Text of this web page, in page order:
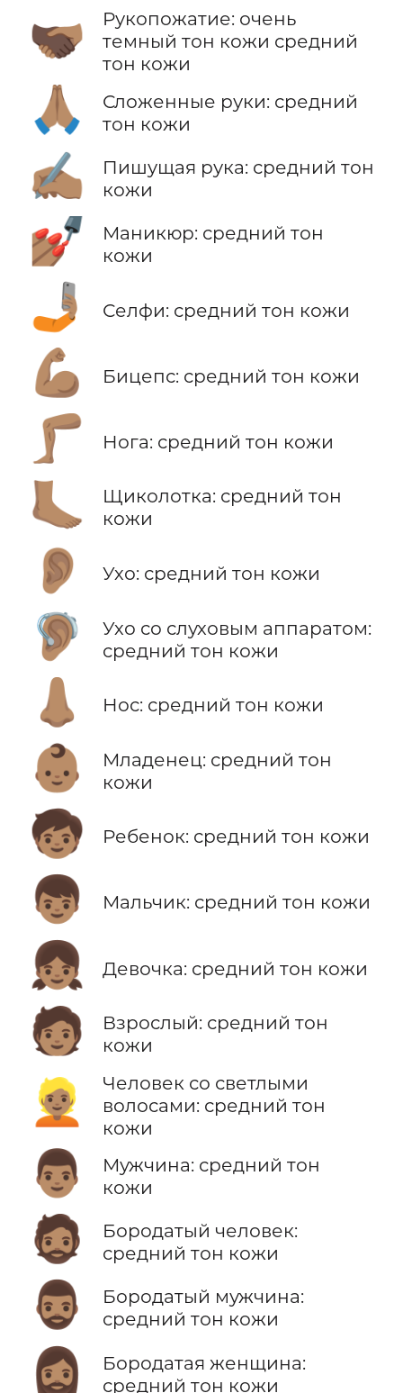
🫱🏿‍🫲🏽
Рукопожатие: очень
темный тон кожи средний
тон кожи
🙏🏽
Сложенные руки: средний
тон кожи
✍🏽
Пишущая рука: средний тон
кожи
💅🏽
Маникюр: средний тон
кожи
🤳🏽 Селфи: средний тон кожи
💪🏽 Бицепс: средний тон кожи
🦵🏽 Нога: средний тон кожи
🦶🏽
Щиколотка: средний тон
кожи
👂🏽 Ухо: средний тон кожи
🦻🏽
Ухо со слуховым аппаратом:
средний тон кожи
👃🏽 Нос: средний тон кожи
👶🏽
Младенец: средний тон
кожи
🧒🏽 Ребенок: средний тон кожи
👦🏽 Мальчик: средний тон кожи
👧🏽 Девочка: средний тон кожи
🧑🏽
Взрослый: средний тон
кожи
👱🏽
Человек со светлыми
волосами: средний тон
кожи
👨🏽
Мужчина: средний тон
кожи
🧔🏽
Бородатый человек:
средний тон кожи
🧔🏽‍♂️
Бородатый мужчина:
средний тон кожи
🧔🏽‍♀️
Бородатая женщина:
средний тон кожи